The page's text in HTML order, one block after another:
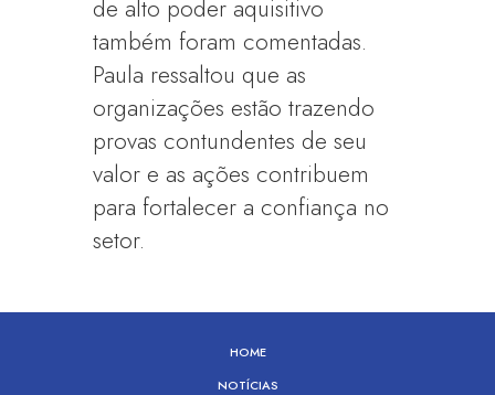
de alto poder aquisitivo
também foram comentadas.
Paula ressaltou que as
organizações estão trazendo
provas contundentes de seu
valor e as ações contribuem
para fortalecer a confiança no
setor.
HOME
NOTÍCIAS